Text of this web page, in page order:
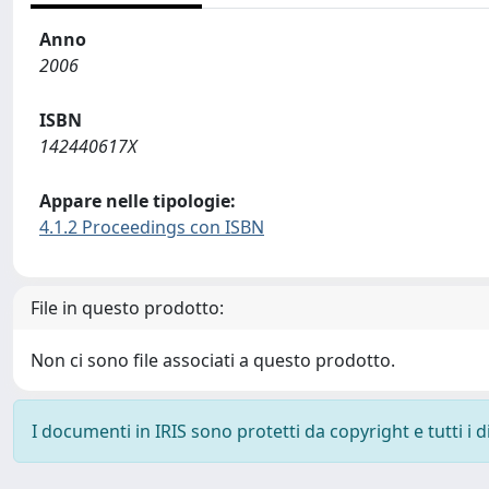
Anno
2006
ISBN
142440617X
Appare nelle tipologie:
4.1.2 Proceedings con ISBN
File in questo prodotto:
Non ci sono file associati a questo prodotto.
I documenti in IRIS sono protetti da copyright e tutti i